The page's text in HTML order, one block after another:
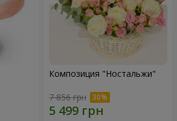
Композиция "Ностальжи"
7 856 грн